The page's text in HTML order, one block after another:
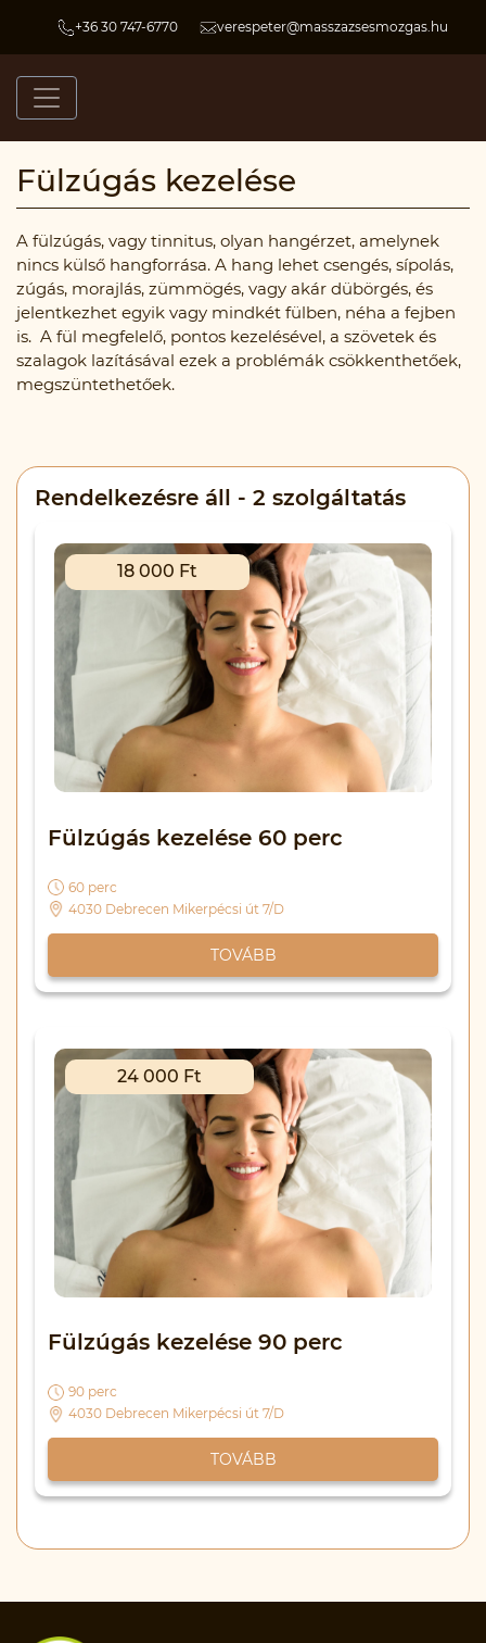
+36 30 747-6770 verespeter@masszazsesmozgas.hu
Fülzúgás kezelése
A fülzúgás, vagy tinnitus, olyan hangérzet, amelynek
nincs külső hangforrása. A hang lehet csengés, sípolás,
zúgás, morajlás, zümmögés, vagy akár dübörgés, és
jelentkezhet egyik vagy mindkét fülben, néha a fejben
is. A fül megfelelő, pontos kezelésével, a szövetek és
szalagok lazításával ezek a problémák csökkenthetőek,
megszüntethetőek.
Rendelkezésre áll - 2 szolgáltatás
18 000 Ft
Fülzúgás kezelése 60 perc
60 perc
4030 Debrecen Mikerpécsi út 7/D
TOVÁBB
24 000 Ft
Fülzúgás kezelése 90 perc
90 perc
4030 Debrecen Mikerpécsi út 7/D
TOVÁBB